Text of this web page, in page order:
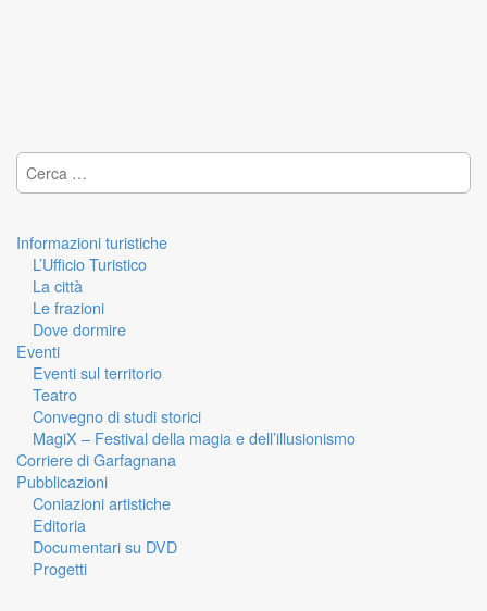
Ricerca per:
Informazioni turistiche
L’Ufficio Turistico
La città
Le frazioni
Dove dormire
Eventi
Eventi sul territorio
Teatro
Convegno di studi storici
MagiX – Festival della magia e dell’illusionismo
Corriere di Garfagnana
Pubblicazioni
Coniazioni artistiche
Editoria
Documentari su DVD
Progetti